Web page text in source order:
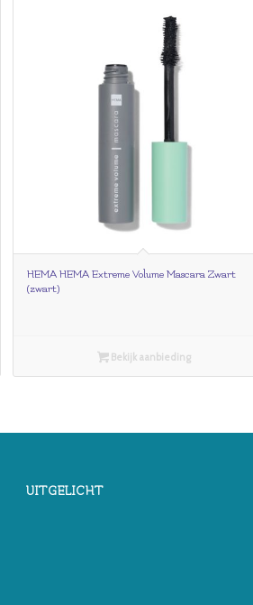
HEMA HEMA Extreme Volume Mascara Zwart
(zwart)
Bekijk aanbieding
UITGELICHT